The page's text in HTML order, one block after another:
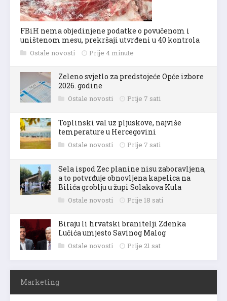
FBiH nema objedinjene podatke o povučenom i
uništenom mesu, prekršaji utvrđeni u 40 kontrola
Ostale novosti Prije 4 minute
Zeleno svjetlo za predstojeće Opće izbore
2026. godine
Ostale novosti Prije 7 sati
Toplinski val uz pljuskove, najviše
temperature u Hercegovini
Ostale novosti Prije 7 sati
Sela ispod Zec planine nisu zaboravljena,
a to potvrđuje obnovljena kapelica na
Bilića groblju u župi Solakova Kula
Ostale novosti Prije 18 sati
Biraju li hrvatski branitelji Zdenka
Lučića umjesto Savinog Malog
Ostale novosti Prije 21 sat
Marketing